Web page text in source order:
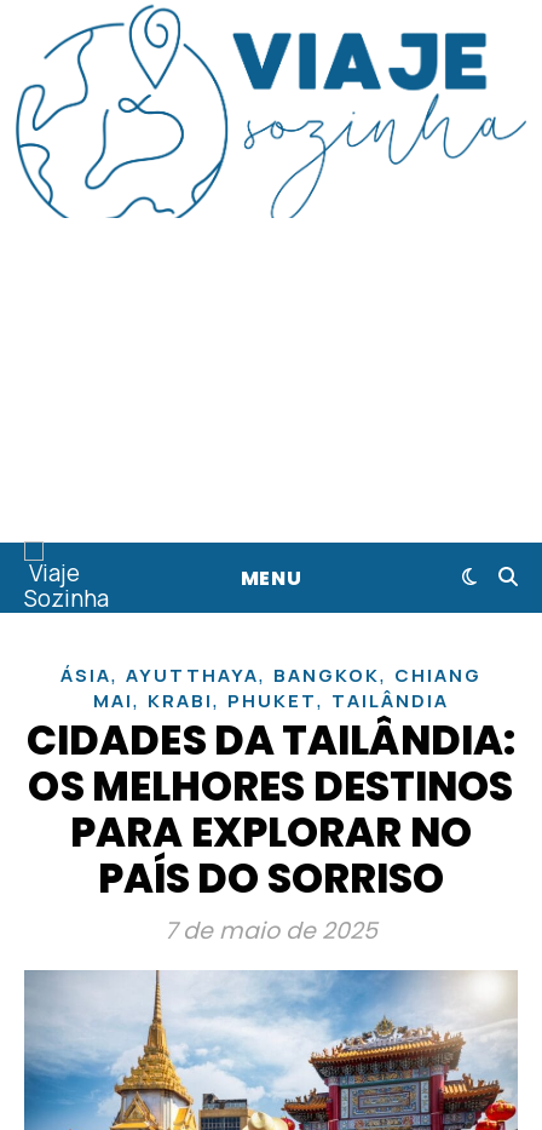
MENU
ÁSIA, AYUTTHAYA, BANGKOK, CHIANG
MAI, KRABI, PHUKET, TAILÂNDIA
CIDADES DA TAILÂNDIA:
OS MELHORES DESTINOS
PARA EXPLORAR NO
PAÍS DO SORRISO
7 de maio de 2025